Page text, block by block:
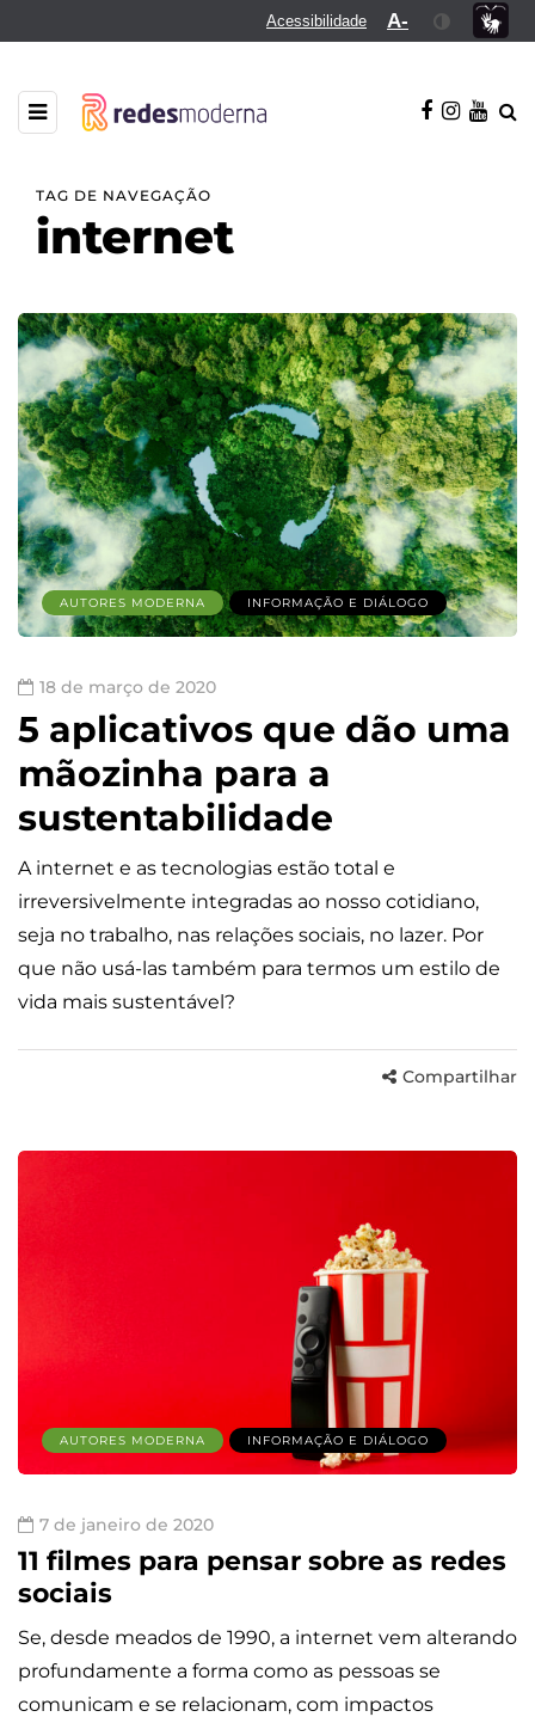
Acessibilidade A-
TAG DE NAVEGAÇÃO
internet
AUTORES MODERNA INFORMAÇÃO E DIÁLOGO
18 de março de 2020
5 aplicativos que dão uma
mãozinha para a
sustentabilidade
A internet e as tecnologias estão total e
irreversivelmente integradas ao nosso cotidiano,
seja no trabalho, nas relações sociais, no lazer. Por
que não usá-las também para termos um estilo de
vida mais sustentável?
Compartilhar
AUTORES MODERNA INFORMAÇÃO E DIÁLOGO
7 de janeiro de 2020
11 filmes para pensar sobre as redes
sociais
Se, desde meados de 1990, a internet vem alterando
profundamente a forma como as pessoas se
comunicam e se relacionam, com impactos